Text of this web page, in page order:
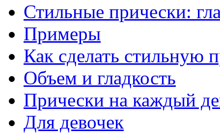
Стильные прически:
Примеры
Как сделать стильную
Объем и гладкость
Прически на каждый
Для девочек